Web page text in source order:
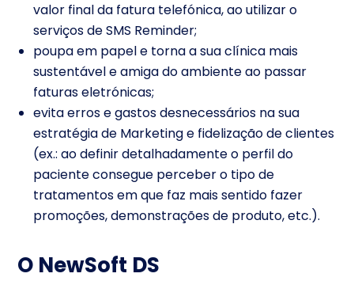
valor final da fatura telefónica, ao utilizar o
serviços de SMS Reminder;
poupa em papel e torna a sua clínica mais
sustentável e amiga do ambiente ao passar
faturas eletrónicas;
evita erros e gastos desnecessários na sua
estratégia de Marketing e fidelização de clientes
(ex.: ao definir detalhadamente o perfil do
paciente consegue perceber o tipo de
tratamentos em que faz mais sentido fazer
promoções, demonstrações de produto, etc.).
O NewSoft DS